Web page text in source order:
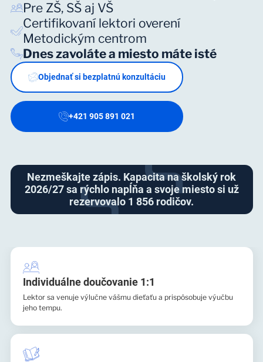
Pre ZŠ, SŠ aj VŠ
Certifikovaní lektori overení
Metodickým centrom
Dnes zavoláte a miesto máte isté
Objednať si bezplatnú konzultáciu
+421 905 891 021
Nezmeškajte zápis. Kapacita na školský rok
2026/27 sa rýchlo napĺňa a svoje miesto si už
rezervovalo 1 856 rodičov.
Individuálne doučovanie 1:1
Lektor sa venuje výlučne vášmu dieťaťu a prispôsobuje výučbu
jeho tempu.